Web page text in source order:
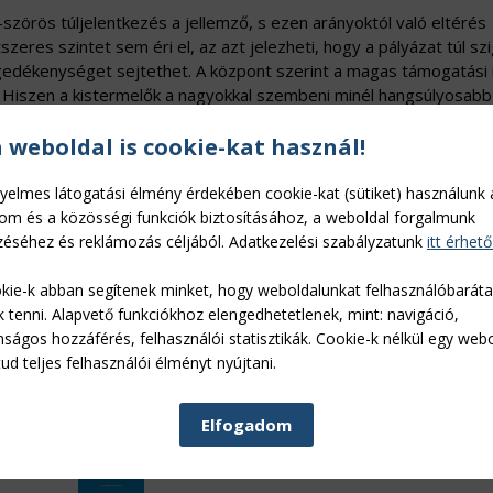
túljelentkezés a jellemző, s ezen arányoktól való eltérés
szintet sem éri el, az azt jelezheti, hogy a pályázat túl
sejtethet. A központ szerint a magas támogatási
a kistermelők a nagyokkal szembeni minél hangsúlyosabb
viszont ezt a rátát rontja, hogy egy kiíráson belül több
„zseb” minden esetben túlterheltebb, mint az
érte el az igénylés.
megtekinthető.
Kamara is segítséget nyújt. A NAK több mint
van aktív pályázatíró, akik a VP minden pályázati jogcímében
Hálózatszakértőit lehet keresni!
Lukács Gergely Sándor:
Magyar kertészeti stratégia és vidékfejlesztés
weboldal is cookie-kat használ!
látogatási élmény érdekében cookie-kat (sütiket) használunk
és a közösségi funkciók biztosításához, a weboldal forgalmunk
és reklámozás céljából. Adatkezelési szabályzatunk itt
k abban segítenek minket, hogy weboldalunkat
tenni. Alapvető funkciókhoz elengedhetetlenek, mint: navigáció,
hozzáférés, felhasználói statisztikák. Cookie-k nélkül egy
teljes felhasználói élményt nyújtani.
Elfogadom